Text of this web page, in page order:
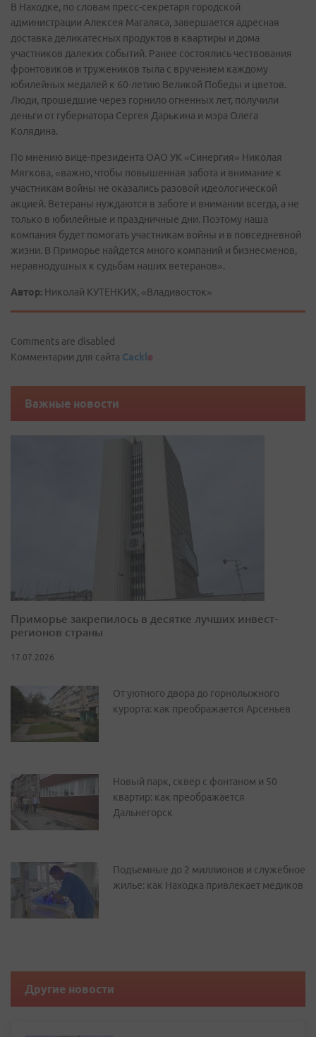
В Находке, по словам пресс-секретаря городской
администрации Алексея Магаляса, завершается адресная
доставка деликатесных продуктов в квартиры и дома
участников далеких событий. Ранее состоялись чествования
фронтовиков и тружеников тыла с вручением каждому
юбилейных медалей к 60-летию Великой Победы и цветов.
Люди, прошедшие через горнило огненных лет, получили
деньги от губернатора Сергея Дарькина и мэра Олега
Колядина.
По мнению вице-президента ОАО УК «Синергия» Николая
Мягкова, «важно, чтобы повышенная забота и внимание к
участникам войны не оказались разовой идеологической
акцией. Ветераны нуждаются в заботе и внимании всегда, а не
только в юбилейные и праздничные дни. Поэтому наша
компания будет помогать участникам войны и в повседневной
жизни. В Приморье найдется много компаний и бизнесменов,
неравнодушных к судьбам наших ветеранов».
Автор: Николай КУТЕНКИХ, «Владивосток»
Comments are disabled
Комментарии для сайта Cackle
Важные новости
Приморье закрепилось в десятке лучших инвест-
регионов страны
17.07.2026
От уютного двора до горнолыжного
курорта: как преображается Арсеньев
Новый парк, сквер с фонтаном и 50
квартир: как преображается
Дальнегорск
Подъемные до 2 миллионов и служебное
жилье: как Находка привлекает медиков
Другие новости